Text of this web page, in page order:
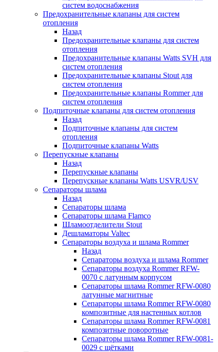
систем водоснабжения
Предохранительные клапаны для систем
отопления
Назад
Предохранительные клапаны для систем
отопления
Предохранительные клапаны Watts SVH для
систем отопления
Предохранительные клапаны Stout для
систем отопления
Предохранительные клапаны Rommer для
систем отопления
Подпиточные клапаны для систем отопления
Назад
Подпиточные клапаны для систем
отопления
Подпиточные клапаны Watts
Перепускные клапаны
Назад
Перепускные клапаны
Перепускные клапаны Watts USVR/USV
Сепараторы шлама
Назад
Сепараторы шлама
Сепараторы шлама Flamco
Шламоотделители Stout
Дешламаторы Valtec
Сепараторы воздуха и шлама Rommer
Назад
Сепараторы воздуха и шлама Rommer
Сепараторы воздуха Rommer RFW-
0070 с латунным корпусом
Сепараторы шлама Rommer RFW-0080
латунные магнитные
Сепараторы шлама Rommer RFW-0080
композитные для настенных котлов
Сепараторы шлама Rommer RFW-0081
композитные поворотные
Сепараторы шлама Rommer RFW-0081-
0029 с щётками